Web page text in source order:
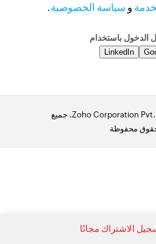
و سياسة الخصوصية.
الدخول باستخدام
LinkedIn
© 2026, شركة Zoho Corporation Pvt. Ltd. جميع
محفوظة
الاشتراك مجانًا